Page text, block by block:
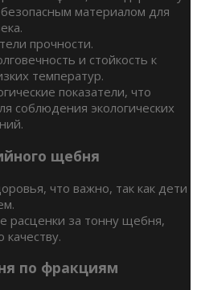
материалом для
прочности.
и стойкость к
температур.
показатели, что
соблюдения экологических
щебня
что важно, так как дети
расценки за тонну щебня,
по фракциям